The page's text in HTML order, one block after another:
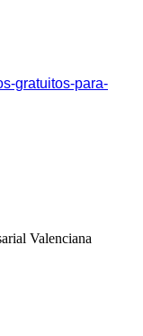
gratuitos-para-
Valenciana